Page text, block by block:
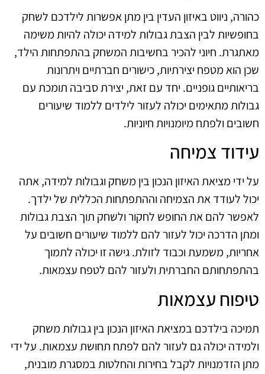
כהורה, ניווט באיזון העדין בין מתן אפשרות לילדכם לשחק
בחופשיות לבין הצבת גבולות למידה יכולה להיות משימה
מאתגרת. חיוני להכיר בחשיבות המשחק בהתפתחות הילד,
שכן הוא מטפח יצירתיות, כישורים חברתיים ויתרונות
בריאותיים גופניים. יחד עם זאת, יצירת סביבה תומכת עם
גבולות מתאימים יכולה לעזור לילדים ללמוד שיעורים
חשובים ולפתח מיומנויות חיוניות.
עידוד צמיחה
על ידי מציאת האיזון הנכון בין משחק וגבולות למידה, אתה
יכול לעודד את הצמיחה וההתפתחות הכללית של ילדך.
לאפשר להם את החופש לחקור ולשחק תוך הצבת גבולות
ומתן הדרכה יכול לעזור להם ללמוד שיעורים חשובים על
אחריות, משמעת וכבוד לזולת. גישה זו יכולה לתמוך
בהתפתחותם החברתית ולעזור להם לטפח עצמאות.
טיפוח עצמאות
תמיכה בילדכם במציאת האיזון הנכון בין גבולות משחק
ולמידה יכולה גם לעזור להם לפתח תחושת עצמאות. על ידי
מתן הזדמנויות לקבל בחירות והחלטות במסגרת מובנית,